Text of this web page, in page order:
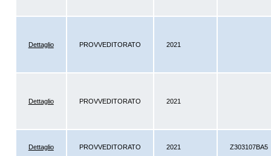
Dettaglio PROVVEDITORATO 2021
Dettaglio PROVVEDITORATO 2021
Dettaglio PROVVEDITORATO 2021 Z303107BA5